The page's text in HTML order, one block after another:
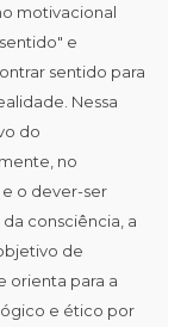
motivacional
e
sentido para
Nessa
do
no
o dever-ser
consciência, a
de
orienta para a
e ético por